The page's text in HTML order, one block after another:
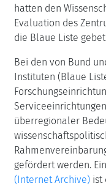
hatten den
Evaluation des
die Blaue Liste
Bei den von Bund
Instituten (Blaue
überregionaler
gefördert werden.
(Internet Archive) ist